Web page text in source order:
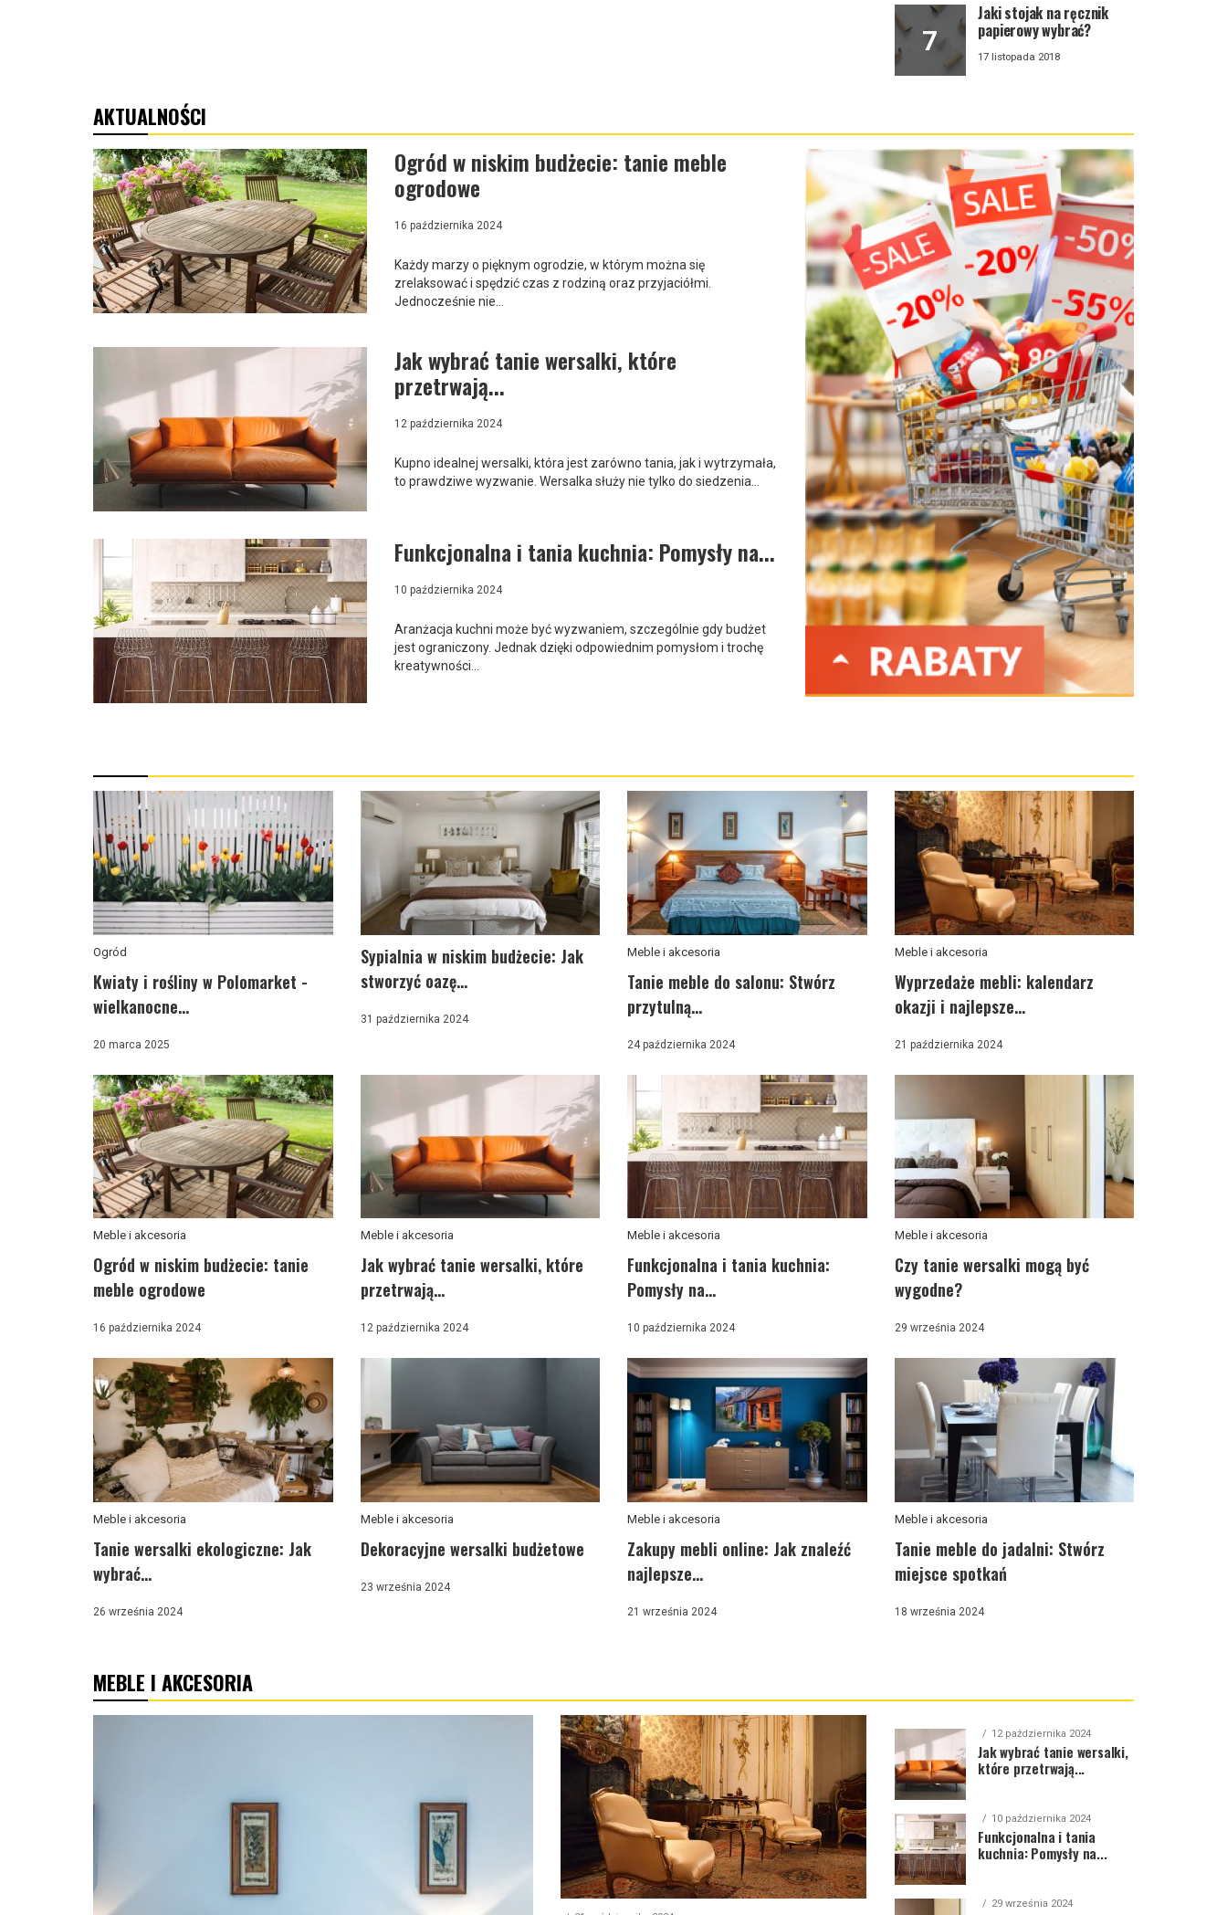
Jaki stojak na ręcznik
papierowy wybrać?
17 listopada 2018
AKTUALNOŚCI
Ogród w niskim budżecie: tanie meble
ogrodowe
16 października 2024
Każdy marzy o pięknym ogrodzie, w którym można się
zrelaksować i spędzić czas z rodziną oraz przyjaciółmi.
Jednocześnie nie...
Jak wybrać tanie wersalki, które
przetrwają...
12 października 2024
Kupno idealnej wersalki, która jest zarówno tania, jak i wytrzymała,
to prawdziwe wyzwanie. Wersalka służy nie tylko do siedzenia...
Funkcjonalna i tania kuchnia: Pomysły na...
10 października 2024
Aranżacja kuchni może być wyzwaniem, szczególnie gdy budżet
jest ograniczony. Jednak dzięki odpowiednim pomysłom i trochę
kreatywności...
Ogród
Kwiaty i rośliny w Polomarket -
wielkanocne...
20 marca 2025
Sypialnia w niskim budżecie: Jak
stworzyć oazę...
31 października 2024
Meble i akcesoria
Tanie meble do salonu: Stwórz
przytulną...
24 października 2024
Meble i akcesoria
Wyprzedaże mebli: kalendarz
okazji i najlepsze...
21 października 2024
Meble i akcesoria
Ogród w niskim budżecie: tanie
meble ogrodowe
16 października 2024
Meble i akcesoria
Jak wybrać tanie wersalki, które
przetrwają...
12 października 2024
Meble i akcesoria
Funkcjonalna i tania kuchnia:
Pomysły na...
10 października 2024
Meble i akcesoria
Czy tanie wersalki mogą być
wygodne?
29 września 2024
Meble i akcesoria
Tanie wersalki ekologiczne: Jak
wybrać...
26 września 2024
Meble i akcesoria
Dekoracyjne wersalki budżetowe
23 września 2024
Meble i akcesoria
Zakupy mebli online: Jak znaleźć
najlepsze...
21 września 2024
Meble i akcesoria
Tanie meble do jadalni: Stwórz
miejsce spotkań
18 września 2024
MEBLE I AKCESORIA
12 października 2024
Jak wybrać tanie wersalki,
które przetrwają...
10 października 2024
Funkcjonalna i tania
kuchnia: Pomysły na...
29 września 2024